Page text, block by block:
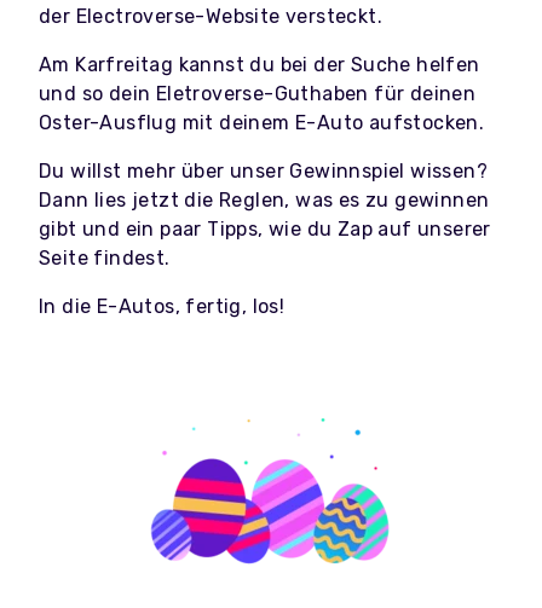
der Electroverse-Website versteckt.
Am Karfreitag kannst du bei der Suche helfen
und so dein Eletroverse-Guthaben für deinen
Oster-Ausflug mit deinem E-Auto aufstocken.
Du willst mehr über unser Gewinnspiel wissen?
Dann lies jetzt die Reglen, was es zu gewinnen
gibt und ein paar Tipps, wie du Zap auf unserer
Seite findest.
In die E-Autos, fertig, los!